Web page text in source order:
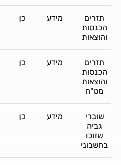
תזרים
הכנסות
והוצאות
מידע כן
תזרים
הכנסות
והוצאות
מט"ח
מידע כן
שוברי
גביה
שזוכו
בחשבוני
מידע כן